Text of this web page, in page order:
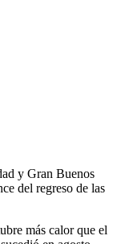
y Gran Buenos
del regreso de las
más calor que el